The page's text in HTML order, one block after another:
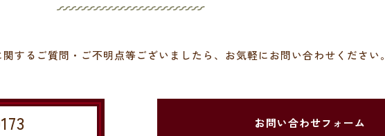
するご質問・ご不明点等ございましたら、お気軽にお問い合わせください。
お問い合わせフォーム